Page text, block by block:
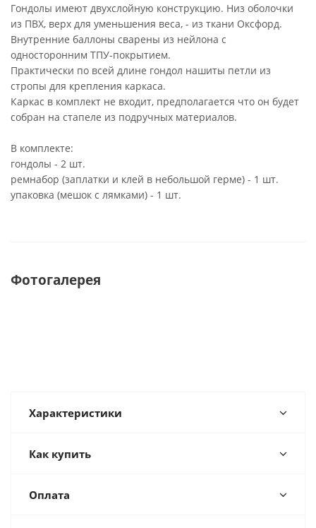
Гондолы имеют двухслойную конструкцию. Низ оболочки
из ПВХ, верх для уменьшения веса, - из ткани Оксфорд.
Внутренние баллоны сварены из нейлона с
односторонним ТПУ-покрытием.
Практически по всей длине гондол нашиты петли из
стропы для крепления каркаса.
Каркас в комплект не входит, предполагается что он будет
собран на стапеле из подручных материалов.
В комплекте:
гондолы - 2 шт.
ремнабор (заплатки и клей в небольшой герме) - 1 шт.
упаковка (мешок с лямками) - 1 шт.
Фотогалерея
Характеристики
Как купить
Оплата